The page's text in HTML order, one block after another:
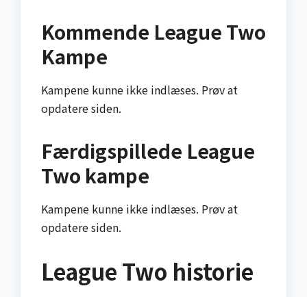
Kommende League Two
Kampe
Kampene kunne ikke indlæses. Prøv at
opdatere siden.
Færdigspillede League
Two kampe
Kampene kunne ikke indlæses. Prøv at
opdatere siden.
League Two historie